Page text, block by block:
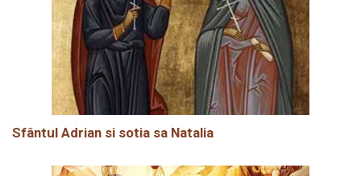
Sfântul Adrian si sotia sa Natalia